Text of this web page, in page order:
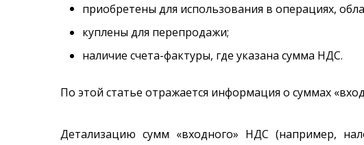
приобретены для использования в операциях,
куплены для перепродажи;
наличие счета-фактуры, где указана сумма НДС.
По этой статье отражается информация о суммах
Детализацию сумм «входного» НДС (например,